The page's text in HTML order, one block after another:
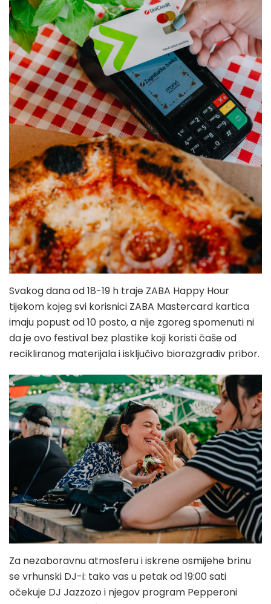
Svakog dana od 18-19 h traje ZABA Happy Hour
tijekom kojeg svi korisnici ZABA Mastercard kartica
imaju popust od 10 posto, a nije zgoreg spomenuti ni
da je ovo festival bez plastike koji koristi čaše od
recikliranog materijala i isključivo biorazgradiv pribor.
Za nezaboravnu atmosferu i iskrene osmijehe brinu
se vrhunski DJ-i: tako vas u petak od 19:00 sati
očekuje DJ Jazzozo i njegov program Pepperoni